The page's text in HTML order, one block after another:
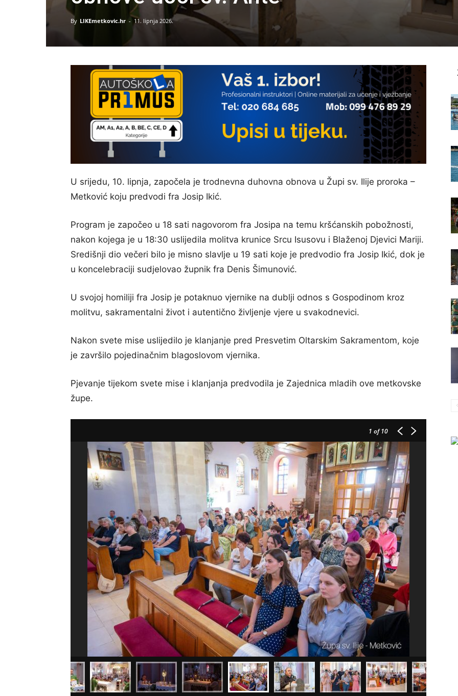
By LIKEmetkovic.hr - 11. lipnja 2026.
U srijedu, 10. lipnja, započela je trodnevna duhovna obnova u Župi sv. Ilije proroka –
Metković koju predvodi fra Josip Ikić.
Program je započeo u 18 sati nagovorom fra Josipa na temu kršćanskih pobožnosti,
nakon kojega je u 18:30 uslijedila molitva krunice Srcu Isusovu i Blaženoj Djevici Mariji.
Središnji dio večeri bilo je misno slavlje u 19 sati koje je predvodio fra Josip Ikić, dok je
u koncelebraciji sudjelovao župnik fra Denis Šimunović.
U svojoj homiliji fra Josip je potaknuo vjernike na dublji odnos s Gospodinom kroz
molitvu, sakramentalni život i autentično življenje vjere u svakodnevici.
Nakon svete mise uslijedilo je klanjanje pred Presvetim Oltarskim Sakramentom, koje
je završilo pojedinačnim blagoslovom vjernika.
Pjevanje tijekom svete mise i klanjanja predvodila je Zajednica mladih ove metkovske
župe.
1 of 10